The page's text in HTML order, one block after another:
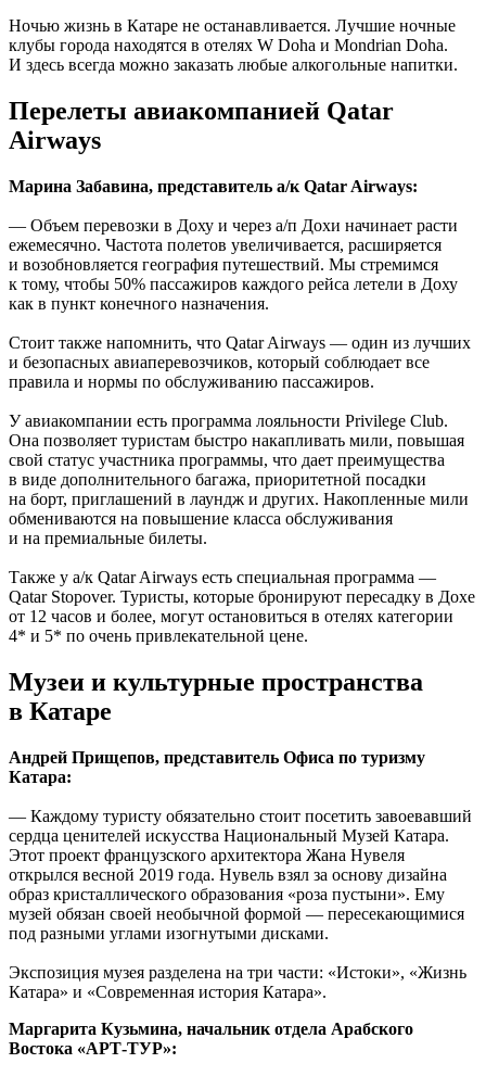
Ночью жизнь в Катаре не останавливается. Лучшие ночные
клубы города находятся в отелях W Doha и Mondrian Doha.
И здесь всегда можно заказать любые алкогольные напитки.
Перелеты авиакомпанией Qatar
Airways
Марина Забавина, представитель а/к Qatar Airways:
— Объем перевозки в Доху и через а/п Дохи начинает расти
ежемесячно. Частота полетов увеличивается, расширяется
и возобновляется география путешествий. Мы стремимся
к тому, чтобы 50% пассажиров каждого рейса летели в Доху
как в пункт конечного назначения.
Стоит также напомнить, что Qatar Airways — один из лучших
и безопасных авиаперевозчиков, который соблюдает все
правила и нормы по обслуживанию пассажиров.
У авиакомпании есть программа лояльности Privilege Club.
Она позволяет туристам быстро накапливать мили, повышая
свой статус участника программы, что дает преимущества
в виде дополнительного багажа, приоритетной посадки
на борт, приглашений в лаундж и других. Накопленные мили
обмениваются на повышение класса обслуживания
и на премиальные билеты.
Также у а/к Qatar Airways есть специальная программа —
Qatar Stopover. Туристы, которые бронируют пересадку в Дохе
от 12 часов и более, могут остановиться в отелях категории
4* и 5* по очень привлекательной цене.
Музеи и культурные пространства
в Катаре
Андрей Прищепов, представитель Офиса по туризму
Катара:
— Каждому туристу обязательно стоит посетить завоевавший
сердца ценителей искусства Национальный Музей Катара.
Этот проект французского архитектора Жана Нувеля
открылся весной 2019 года. Нувель взял за основу дизайна
образ кристаллического образования «роза пустыни». Ему
музей обязан своей необычной формой — пересекающимися
под разными углами изогнутыми дисками.
Экспозиция музея разделена на три части: «Истоки», «Жизнь
Катара» и «Современная история Катара».
Маргарита Кузьмина, начальник отдела Арабского
Востока «АРТ-ТУР»: